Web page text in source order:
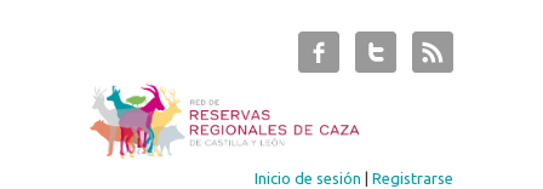
Inicio de sesión |Registrarse